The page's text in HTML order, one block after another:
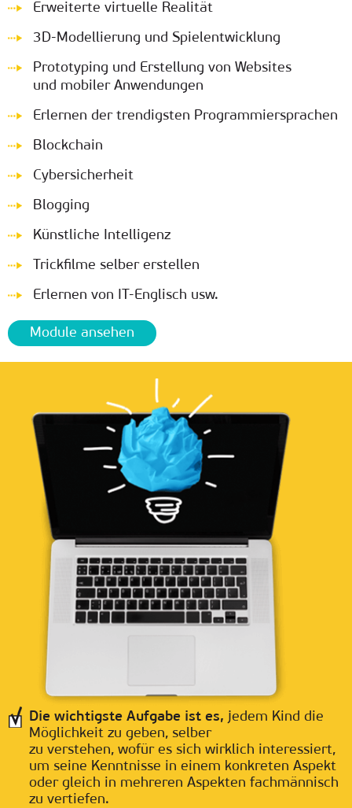
Erweiterte virtuelle Realität
3D-Modellierung und Spielentwicklung
Prototyping und Erstellung von Websites
und mobiler Anwendungen
Erlernen der trendigsten Programmiersprachen
Blockchain
Cybersicherheit
Blogging
Künstliche Intelligenz
Trickfilme selber erstellen
Erlernen von IT-Englisch usw.
Module ansehen
Die wichtigste Aufgabe ist es, jedem Kind die
Möglichkeit zu geben, selber
zu verstehen, wofür es sich wirklich interessiert,
um seine Kenntnisse in einem konkreten Aspekt
oder gleich in mehreren Aspekten fachmännisch
zu vertiefen.